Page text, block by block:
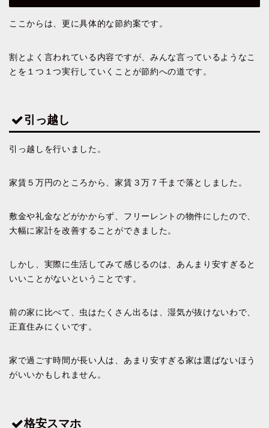
ここからは、更に具体的な節約案です。
割とよく言われている内容ですが、みんな言っているようなこ
とを１つ１つ実行していくことが節約への道です。
引っ越し
引っ越しを行いました。
家賃５万円のところから、家賃３万７千まで落としました。
敷金や礼金などがかからず、フリーレントの物件にしたので、
大幅に家計を改善することができました。
しかし、実際に生活してみて感じるのは、あんまり安すぎると
いいことがないということです。
前の家に比べて、虫はたくさん出るは、湿気が抜けないわで、
正直住みにくいです。
家で過ごす時間が長い人は、あまり安すぎる家は選ばないほう
がいいかもしれません。
格安スマホ